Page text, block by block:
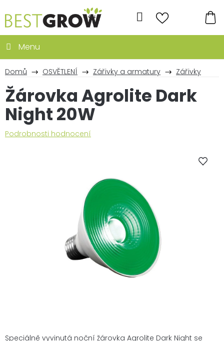
na
obsah
Hledat
Domů OSVĚTLENÍ Zářivky a armatury Zářivky
Speciálně vyvinutá noční žárovka Agrolite Dark Night se
Žárovka Agrolite Dark
Night 20W
Průměrné
Podrobnosti hodnocení